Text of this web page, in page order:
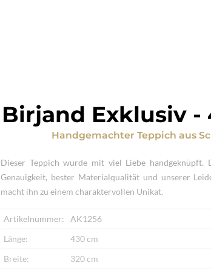
Birjand Exklusiv -
Handgemachter Teppich aus
Dieser Teppich wurde mit viel Liebe handgeknüpft.
Genauigkeit, bester Materialqualität und unserer
macht ihn zu einem charaktervollen Unikat.
Artikelnummer:
AK1256
Länge:
430 cm
Breite:
320 cm